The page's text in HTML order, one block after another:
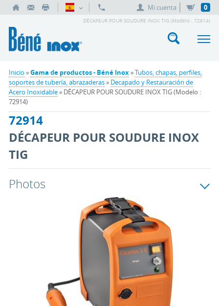
Mi cuenta 0
DÉCAPEUR POUR SOUDURE INOX TIG (Modelo : 72914)
Inicio »Gama de productos - Béné Inox»Tubos, chapas, perfiles,
soportes de tubería, abrazaderas» Decapado y Restauración de
Acero Inoxidable» DÉCAPEUR POUR SOUDURE INOX TIG (Modelo :
72914)
72914
DÉCAPEUR POUR SOUDURE INOX
TIG
Photos